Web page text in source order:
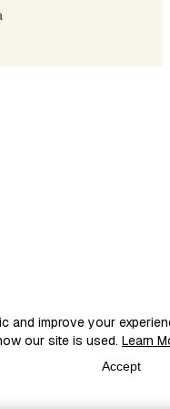
and improve your
our site is used. Learn
Accept